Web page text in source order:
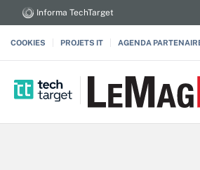
Informa TechTarget
COOKIES PROJETS IT AGENDA